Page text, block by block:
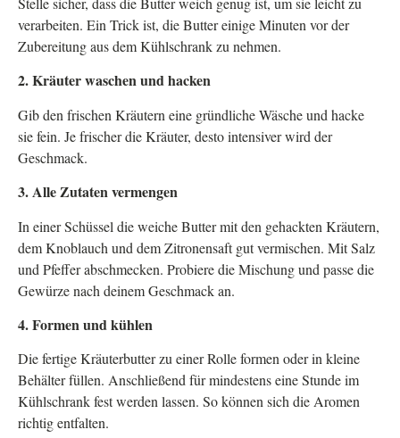
verarbeiten. Ein Trick ist, die Butter einige Minuten vor der
Zubereitung aus dem Kühlschrank zu nehmen.
2. Kräuter waschen und hacken
Gib den frischen Kräutern eine gründliche Wäsche und hacke
sie fein. Je frischer die Kräuter, desto intensiver wird der
Geschmack.
3. Alle Zutaten vermengen
In einer Schüssel die weiche Butter mit den gehackten Kräutern,
dem Knoblauch und dem Zitronensaft gut vermischen. Mit Salz
und Pfeffer abschmecken. Probiere die Mischung und passe die
Gewürze nach deinem Geschmack an.
4. Formen und kühlen
Die fertige Kräuterbutter zu einer Rolle formen oder in kleine
Behälter füllen. Anschließend für mindestens eine Stunde im
Kühlschrank fest werden lassen. So können sich die Aromen
richtig entfalten.